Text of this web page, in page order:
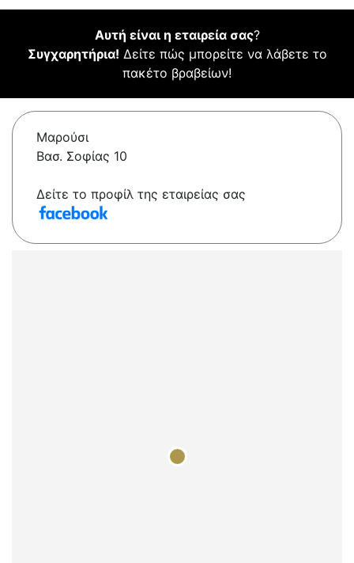
Αυτή είναι η εταιρεία σας?
Συγχαρητήρια! Δείτε πώς μπορείτε να λάβετε το
πακέτο βραβείων!
Μαρούσι
Βασ. Σοφίας 10
Δείτε το προφίλ της εταιρείας σας